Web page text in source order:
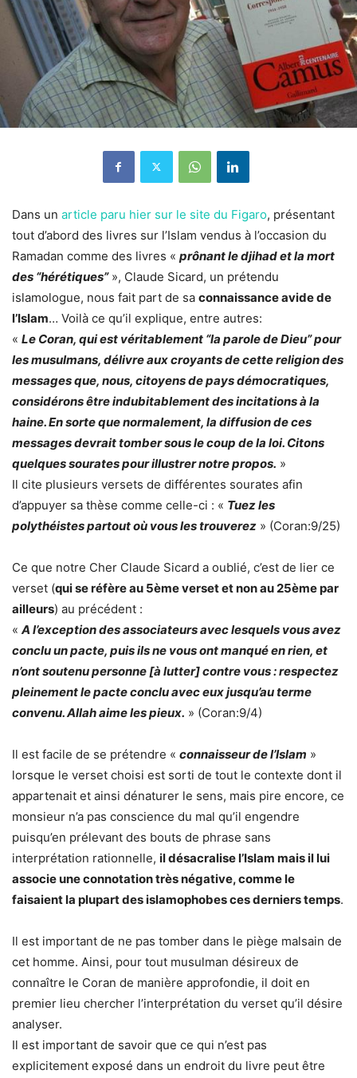
Dans un article paru hier sur le site du Figaro, présentant
tout d’abord des livres sur l’Islam vendus à l’occasion du
Ramadan comme des livres « prônant le djihad et la mort
des “hérétiques” », Claude Sicard, un prétendu
islamologue, nous fait part de sa connaissance avide de
l’Islam… Voilà ce qu’il explique, entre autres:
« Le Coran, qui est véritablement “la parole de Dieu” pour
les musulmans, délivre aux croyants de cette religion des
messages que, nous, citoyens de pays démocratiques,
considérons être indubitablement des incitations à la
haine. En sorte que normalement, la diffusion de ces
messages devrait tomber sous le coup de la loi. Citons
quelques sourates pour illustrer notre propos. »
Il cite plusieurs versets de différentes sourates afin
d’appuyer sa thèse comme celle-ci : « Tuez les
polythéistes partout où vous les trouverez » (Coran:9/25)
Ce que notre Cher Claude Sicard a oublié, c’est de lier ce
verset (qui se réfère au 5ème verset et non au 25ème par
ailleurs) au précédent :
« A l’exception des associateurs avec lesquels vous avez
conclu un pacte, puis ils ne vous ont manqué en rien, et
n’ont soutenu personne [à lutter] contre vous : respectez
pleinement le pacte conclu avec eux jusqu’au terme
convenu. Allah aime les pieux. » (Coran:9/4)
Il est facile de se prétendre « connaisseur de l’Islam »
lorsque le verset choisi est sorti de tout le contexte dont il
appartenait et ainsi dénaturer le sens, mais pire encore, ce
monsieur n’a pas conscience du mal qu’il engendre
puisqu’en prélevant des bouts de phrase sans
interprétation rationnelle, il désacralise l’Islam mais il lui
associe une connotation très négative, comme le
faisaient la plupart des islamophobes ces derniers temps.
Il est important de ne pas tomber dans le piège malsain de
cet homme. Ainsi, pour tout musulman désireux de
connaître le Coran de manière approfondie, il doit en
premier lieu chercher l’interprétation du verset qu’il désire
analyser.
Il est important de savoir que ce qui n’est pas
explicitement exposé dans un endroit du livre peut être